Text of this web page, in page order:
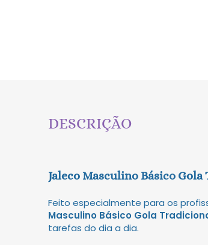
DESCRIÇÃO
Jaleco Masculino Básico
Feito especialmente para os
Masculino Básico Gola
tarefas do dia a dia.